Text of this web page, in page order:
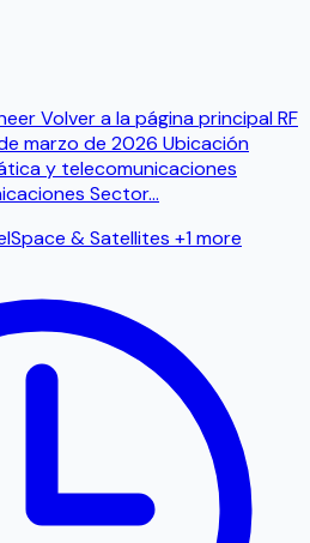
Volver a la página principal RF
marzo de 2026 Ubicación
y telecomunicaciones
Sector...
Space & Satellites +1 more